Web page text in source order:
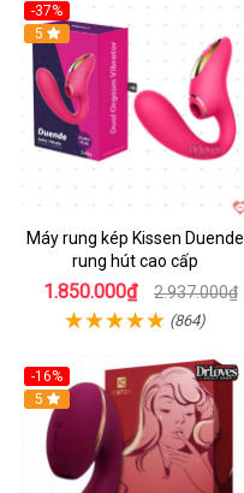
-37%
Hot
5
Máy rung kép Kissen Duende
rung hút cao cấp
1.850.000₫ 2.937.000₫
(864)
-16%
Hot
5